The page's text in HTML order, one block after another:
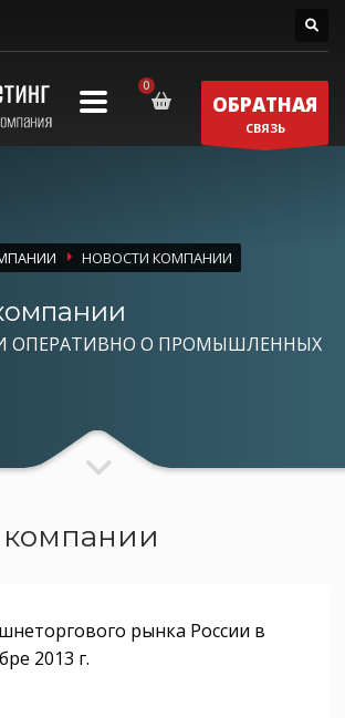
ОБРАТНАЯ
СВЯЗЬ
НОВОСТИ КОМПАНИИ
ОПЕРАТИВНО О ПРОМЫШЛЕННЫХ
рынка России в
2013 г.